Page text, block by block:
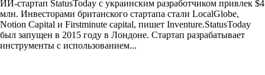
ИИ-стартап StatusToday с украинским разработчиком привлек $4
млн. Инвесторами британского стартапа стали LocalGlobe,
Notion Capital и Firstminute capital, пишет Inventure.StatusToday
был запущен в 2015 году в Лондоне. Стартап разрабатывает
инструменты с использованием...